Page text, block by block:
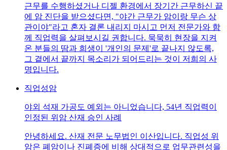
근무를 수행하셨거나 디젤 환경에서 장기간 근무하신 끝
에 암 진단을 받으셨다면, "야간 근무가 암이랑 무슨 상
관이야"라고 혼자 결론 내리지 마시고 먼저 전문가와 함
께 직업력을 살펴보시길 권합니다. 묵묵히 현장을 지켜
온 분들의 땀과 희생이 '개인의 문제'로 끝나지 않도록,
그 곁에서 끝까지 목소리가 되어드리는 것이 저희의 사
명입니다.
직업성암
야외 석재 가공도 예외는 아니었습니다, 54년 직업력이
인정된 위암 산재 승인 사례
안녕하세요. 산재 전문 노무법인 이산입니다. 직업성 위
암은 폐암이나 진폐증에 비해 상대적으로 업무관련성을